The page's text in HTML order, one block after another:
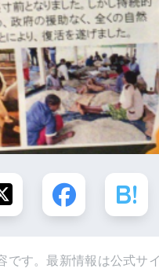
です。最新情報は公式サ